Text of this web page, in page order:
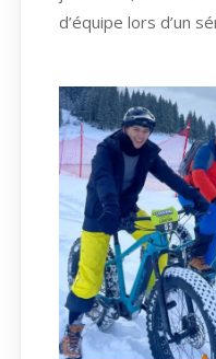
d’équipe lors d’un